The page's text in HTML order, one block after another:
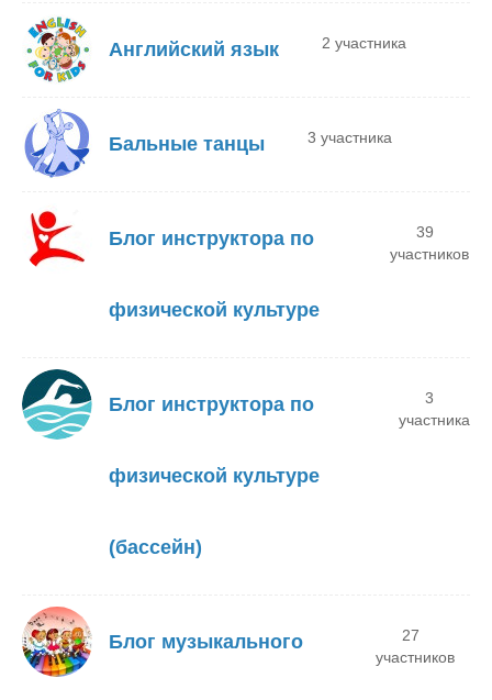
Английский язык 2 участника
Бальные танцы 3 участника
Блог инструктора по
физической культуре
39
участников
Блог инструктора по
физической культуре
(бассейн)
3
участника
Блог музыкального
27
участников